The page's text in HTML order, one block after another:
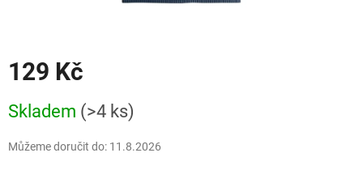
129 Kč
cena:
Skladem (>4 ks)
Můžeme doručit do: 11.8.2026